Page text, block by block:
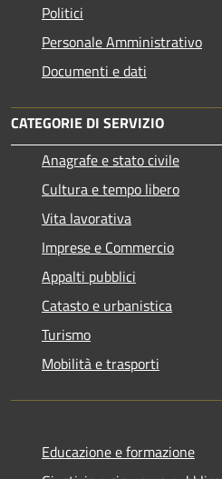
Politici
Personale Amministrativo
Documenti e dati
CATEGORIE DI SERVIZIO
Anagrafe e stato civile
Cultura e tempo libero
Vita lavorativa
Imprese e Commercio
Appalti pubblici
Catasto e urbanistica
Turismo
Mobilità e trasporti
Educazione e formazione